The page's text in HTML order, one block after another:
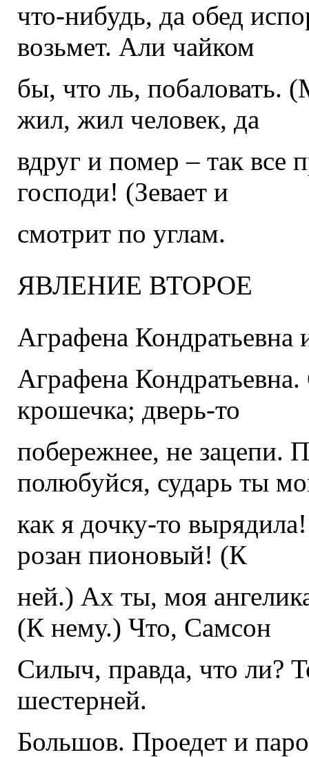
что-нибудь, да обед
возьмет. Али чайком
бы, что ль, побаловать.
жил, жил человек, да
вдруг и помер – так все
господи! (Зевает и
смотрит по углам.
ЯВЛЕНИЕ ВТОРОЕ
Аграфена Кондратьевна
Аграфена
крошечка; дверь-то
побережнее, не зацепи.
полюбуйся, сударь ты
как я дочку-то
розан пионовый! (К
ней.) Ах ты, моя
(К нему.) Что, Самсон
Силыч, правда, что ли?
шестерней.
Большов. Проедет и